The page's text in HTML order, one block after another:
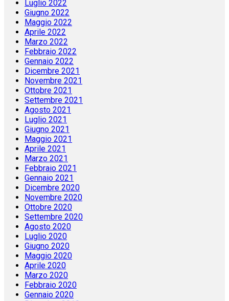
Luglio 2022
Giugno 2022
Maggio 2022
Aprile 2022
Marzo 2022
Febbraio 2022
Gennaio 2022
Dicembre 2021
Novembre 2021
Ottobre 2021
Settembre 2021
Agosto 2021
Luglio 2021
Giugno 2021
Maggio 2021
Aprile 2021
Marzo 2021
Febbraio 2021
Gennaio 2021
Dicembre 2020
Novembre 2020
Ottobre 2020
Settembre 2020
Agosto 2020
Luglio 2020
Giugno 2020
Maggio 2020
Aprile 2020
Marzo 2020
Febbraio 2020
Gennaio 2020